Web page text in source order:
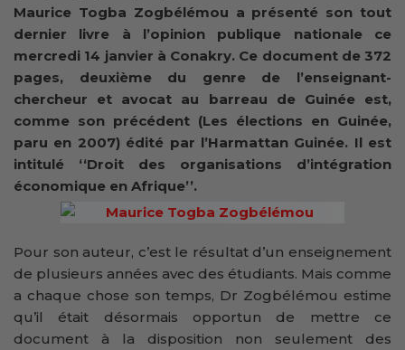
Maurice Togba Zogbélémou a présenté son tout
dernier livre à l’opinion publique nationale ce
mercredi 14 janvier à Conakry. Ce document de 372
pages, deuxième du genre de l’enseignant-
chercheur et avocat au barreau de Guinée est,
comme son précédent (Les élections en Guinée,
paru en 2007) édité par l’Harmattan Guinée. Il est
intitulé ‘‘Droit des organisations d’intégration
économique en Afrique’’.
Pour son auteur, c’est le résultat d’un enseignement
de plusieurs années avec des étudiants. Mais comme
a chaque chose son temps, Dr Zogbélémou estime
qu’il était désormais opportun de mettre ce
document à la disposition non seulement des